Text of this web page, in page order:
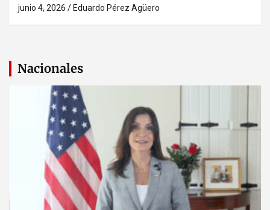
junio 4, 2026 Eduardo Pérez Agüero
Nacionales